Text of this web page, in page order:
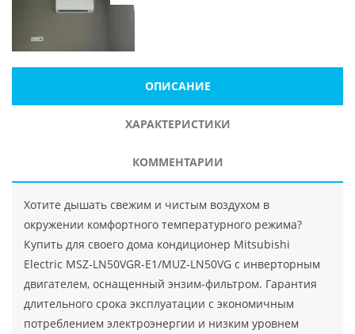
ОПИСАНИЕ
ХАРАКТЕРИСТИКИ
КОММЕНТАРИИ
Хотите дышать свежим и чистым воздухом в
окружении комфортного температурного режима?
Купить для своего дома кондиционер Mitsubishi
Electric MSZ-LN50VGR-E1/MUZ-LN50VG с инверторным
двигателем, оснащенный энзим-фильтром. Гарантия
длительного срока эксплуатации с экономичным
потреблением электроэнергии и низким уровнем